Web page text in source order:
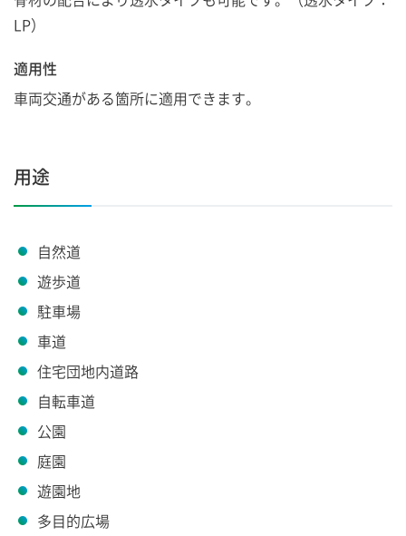
LP）
適用性
車両交通がある箇所に適用できます。
用途
自然道
遊歩道
駐車場
車道
住宅団地内道路
自転車道
公園
庭園
遊園地
多目的広場